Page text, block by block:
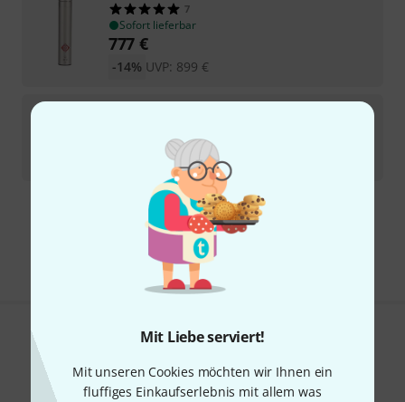
Mit Liebe serviert!
Mit unseren Cookies möchten wir Ihnen ein
fluffiges Einkaufserlebnis mit allem was
7
Sofort lieferbar
777 €
UVP: 899 €
-14%
Auf Anfrage
Kostenloser Versand ab 29 €
Alle Preise inkl. MwSt.
Gefällt Ihnen, was Sie sehen?
Teilen Hilfe & Feedback